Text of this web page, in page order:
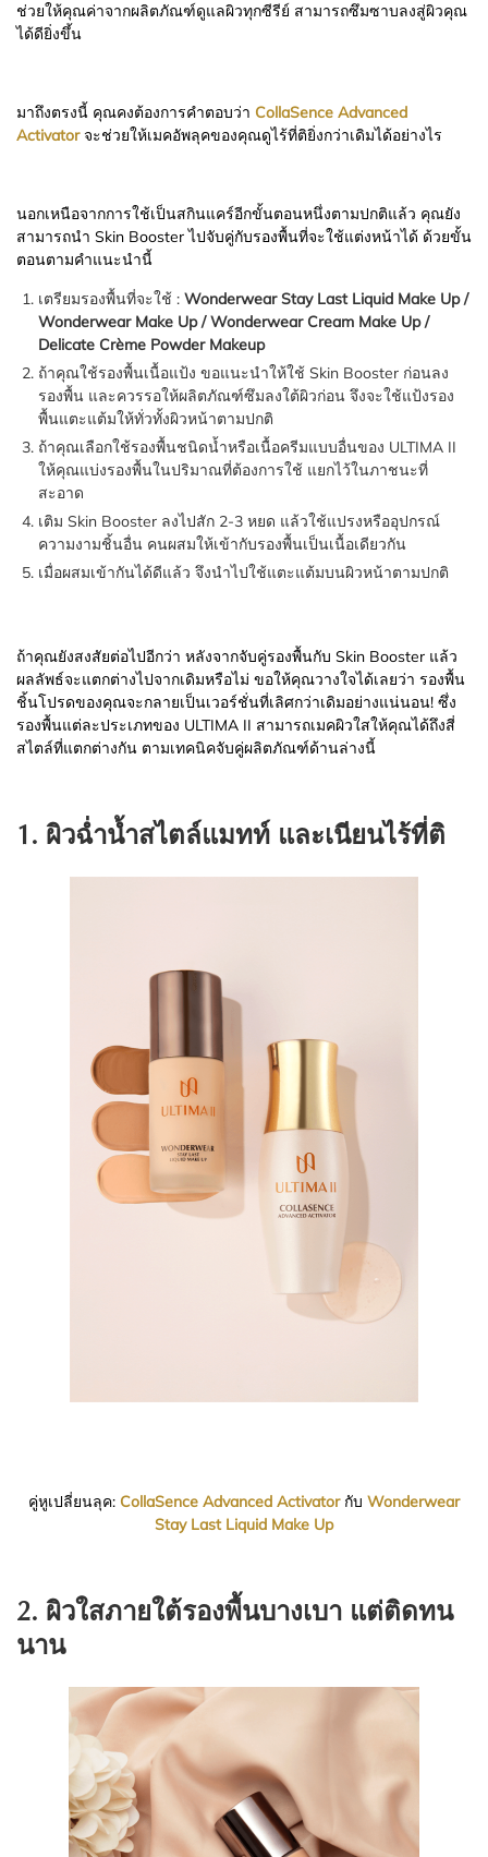
ช่วยให้คุณค่าจากผลิตภัณฑ์ดูแลผิวทุกซีรีย์ สามารถซึมซาบลงสู่ผิวคุณ
ได้ดียิ่งขึ้น
มาถึงตรงนี้ คุณคงต้องการคำตอบว่า CollaSence Advanced
Activatorจะช่วยให้เมคอัพลุคของคุณดูไร้ที่ติยิ่งกว่าเดิมได้อย่างไร
นอกเหนือจากการใช้เป็นสกินแคร์อีกขั้นตอนหนึ่งตามปกติแล้ว คุณยัง
สามารถนำ Skin Booster ไปจับคู่กับรองพื้นที่จะใช้แต่งหน้าได้ ด้วยขั้น
ตอนตามคำแนะนำนี้
เตรียมรองพื้นที่จะใช้ : Wonderwear Stay Last Liquid Make Up /
Wonderwear Make Up / Wonderwear Cream Make Up /
Delicate Crème Powder Makeup
ถ้าคุณใช้รองพื้นเนื้อแป้ง ขอแนะนำให้ใช้ Skin Booster ก่อนลง
รองพื้น และควรรอให้ผลิตภัณฑ์ซึมลงใต้ผิวก่อน จึงจะใช้แป้งรอง
พื้นแตะแต้มให้ทั่วทั้งผิวหน้าตามปกติ
ถ้าคุณเลือกใช้รองพื้นชนิดน้ำหรือเนื้อครีมแบบอื่นของ ULTIMA II
ให้คุณแบ่งรองพื้นในปริมาณที่ต้องการใช้ แยกไว้ในภาชนะที่
สะอาด
เติม Skin Booster ลงไปสัก 2-3 หยด แล้วใช้แปรงหรืออุปกรณ์
ความงามชิ้นอื่น คนผสมให้เข้ากับรองพื้นเป็นเนื้อเดียวกัน
เมื่อผสมเข้ากันได้ดีแล้ว จึงนำไปใช้แตะแต้มบนผิวหน้าตามปกติ
ถ้าคุณยังสงสัยต่อไปอีกว่า หลังจากจับคู่รองพื้นกับ Skin Booster แล้ว
ผลลัพธ์จะแตกต่างไปจากเดิมหรือไม่ ขอให้คุณวางใจได้เลยว่า รองพื้น
ชิ้นโปรดของคุณจะกลายเป็นเวอร์ชั่นที่เลิศกว่าเดิมอย่างแน่นอน! ซึ่ง
รองพื้นแต่ละประเภทของ ULTIMA II สามารถเมคผิวใสให้คุณได้ถึงสี่
สไตล์ที่แตกต่างกัน ตามเทคนิคจับคู่ผลิตภัณฑ์ด้านล่างนี้
1. ผิวฉ่ำน้ำสไตล์แมทท์ และเนียนไร้ที่ติ
คู่หูเปลี่ยนลุค: CollaSence Advanced Activatorกับ Wonderwear
Stay Last Liquid Make Up
2. ผิวใสภายใต้รองพื้นบางเบา แต่ติดทน
นาน